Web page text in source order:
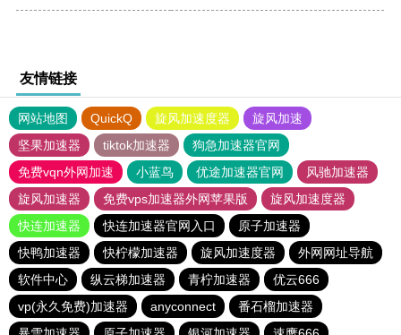
友情链接
网站地图 QuickQ 旋风加速度器
旋风加速
坚果加速器
tiktok加速器
狗急加速器官网
免费vqn外网加速
小蓝鸟 优途加速器官网
风驰加速器
旋风加速器
免费vps加速器外网苹果版
旋风加速度器
快连加速器
快连加速器官网入口
原子加速器
快鸭加速器
快柠檬加速器 旋风加速度器
外网网址导航
软件中心
纵云梯加速器 青柠加速器
优云666
vp(永久免费)加速器
anyconnect
番石榴加速器